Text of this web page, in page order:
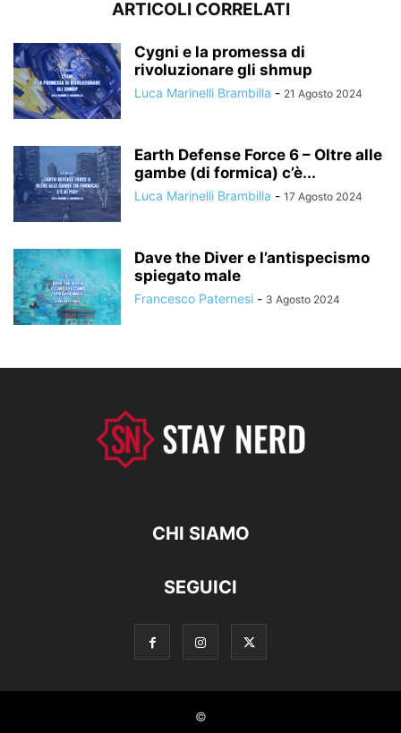
ARTICOLI CORRELATI
Cygni e la promessa di
rivoluzionare gli shmup
Luca Marinelli Brambilla - 21 Agosto 2024
Earth Defense Force 6 – Oltre alle
gambe (di formica) c’è...
Luca Marinelli Brambilla - 17 Agosto 2024
Dave the Diver e l’antispecismo
spiegato male
Francesco Paternesi - 3 Agosto 2024
CHI SIAMO
SEGUICI
©